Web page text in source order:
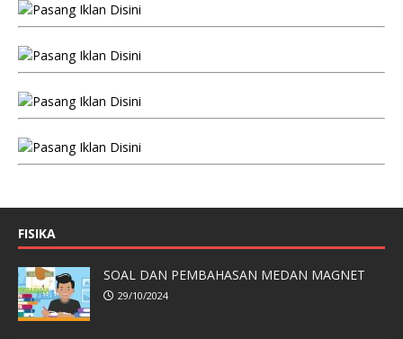
FISIKA
SOAL DAN PEMBAHASAN MEDAN MAGNET
29/10/2024